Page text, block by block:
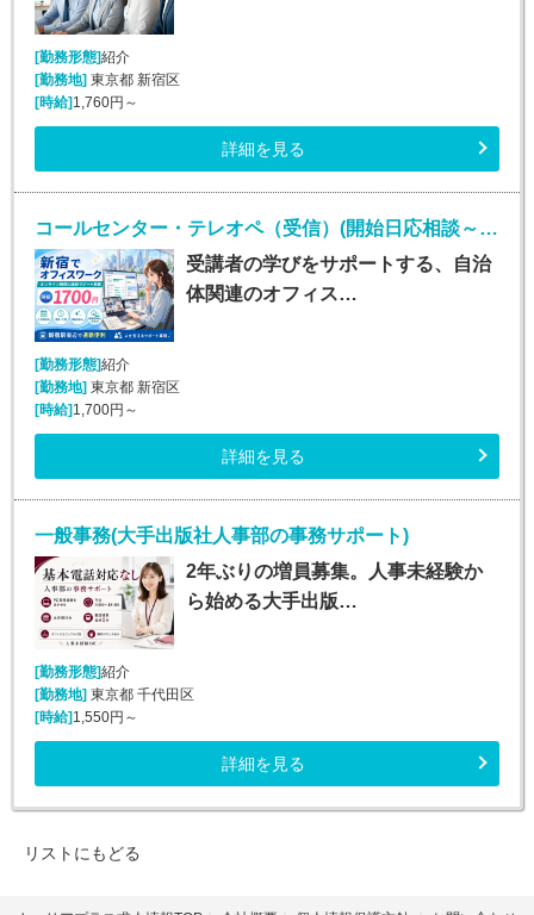
[勤務形態]紹介
[勤務地] 東京都 新宿区
[時給] 1,760円～
詳細を見る
コールセンター・テレオペ（受信）(開始日応相談～2027年1月末*オンライン研修受講サポート)
受講者の学びをサポートする、自治
体関連のオフィス…
[勤務形態]紹介
[勤務地] 東京都 新宿区
[時給] 1,700円～
詳細を見る
一般事務(大手出版社人事部の事務サポート)
2年ぶりの増員募集。人事未経験か
ら始める大手出版…
[勤務形態]紹介
[勤務地] 東京都 千代田区
[時給] 1,550円～
詳細を見る
リストにもどる